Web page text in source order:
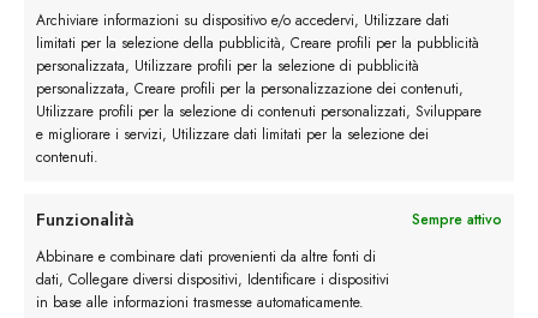
Archiviare informazioni su dispositivo e/o accedervi, Utilizzare dati
limitati per la selezione della pubblicità, Creare profili per la pubblicità
personalizzata, Utilizzare profili per la selezione di pubblicità
personalizzata, Creare profili per la personalizzazione dei contenuti,
Utilizzare profili per la selezione di contenuti personalizzati, Sviluppare
e migliorare i servizi, Utilizzare dati limitati per la selezione dei
contenuti.
Funzionalità
Sempre attivo
Abbinare e combinare dati provenienti da altre fonti di
dati, Collegare diversi dispositivi, Identificare i dispositivi
in base alle informazioni trasmesse automaticamente.
Servizio Clienti